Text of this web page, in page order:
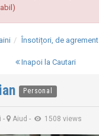
Însotițori, de agrement
Inapoi la Cautari
Personal
- Aiud - 1508 views